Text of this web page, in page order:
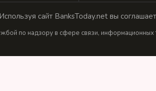
сайт BanksToday.net вы
по надзору в сфере связи,